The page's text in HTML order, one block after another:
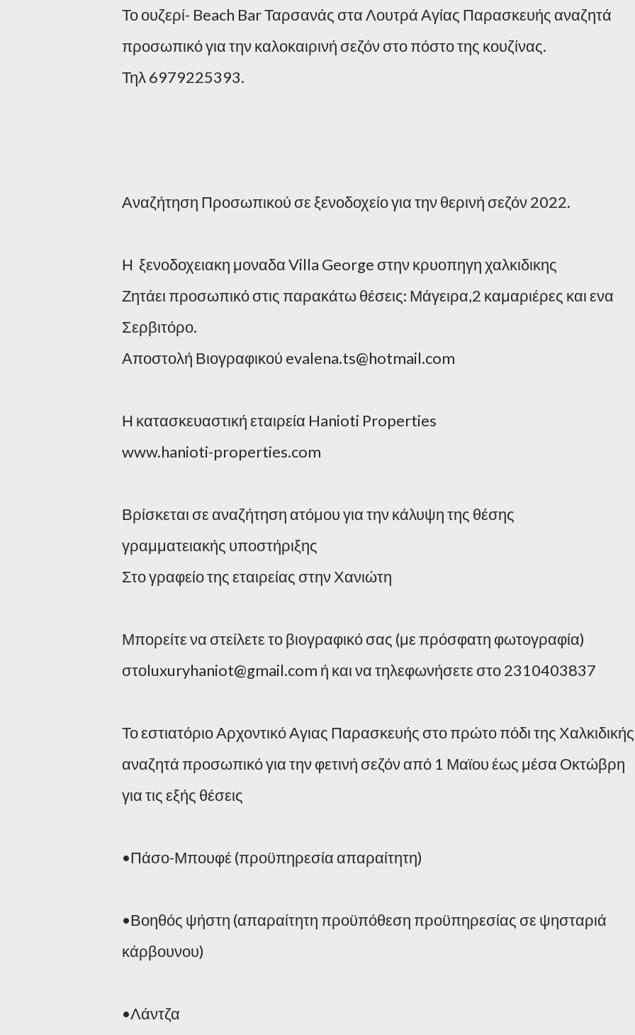
Το ουζερί- Beach Bar Ταρσανάς στα Λουτρά Αγίας Παρασκευής αναζητά
προσωπικό για την καλοκαιρινή σεζόν στο πόστο της κουζίνας.
Τηλ 6979225393.
Αναζήτηση Προσωπικού σε ξενοδοχείο για την θερινή σεζόν 2022.
Η ξενοδοχειακη μοναδα Villa George στην κρυοπηγη χαλκιδικης
Ζητάει προσωπικό στις παρακάτω θέσεις: Μάγειρα,2 καμαριέρες και ενα
Σερβιτόρο.
Αποστολή Βιογραφικού evalena.ts@hotmail.com
Η κατασκευαστική εταιρεία Hanioti Properties
www.hanioti-properties.com
Βρίσκεται σε αναζήτηση ατόμου για την κάλυψη της θέσης
γραμματειακής υποστήριξης
Στο γραφείο της εταιρείας στην Χανιώτη
Μπορείτε να στείλετε το βιογραφικό σας (με πρόσφατη φωτογραφία)
στοluxuryhaniot@gmail.com ή και να τηλεφωνήσετε στο 2310403837
Το εστιατόριο Αρχοντικό Αγιας Παρασκευής στο πρώτο πόδι της Χαλκιδικής
αναζητά προσωπικό για την φετινή σεζόν από 1 Μαϊου έως μέσα Οκτώβρη
για τις εξής θέσεις
•Πάσο-Μπουφέ (προϋπηρεσία απαραίτητη)
•Βοηθός ψήστη (απαραίτητη προϋπόθεση προϋπηρεσίας σε ψησταριά
κάρβουνου)
•Λάντζα